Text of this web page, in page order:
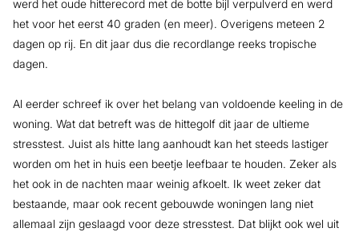
werd het oude hitterecord met de botte bijl verpulverd en werd
het voor het eerst 40 graden (en meer). Overigens meteen 2
dagen op rij. En dit jaar dus die recordlange reeks tropische
dagen.
Al eerder schreef ik over het belang van voldoende keeling in de
woning. Wat dat betreft was de hittegolf dit jaar de ultieme
stresstest. Juist als hitte lang aanhoudt kan het steeds lastiger
worden om het in huis een beetje leefbaar te houden. Zeker als
het ook in de nachten maar weinig afkoelt. Ik weet zeker dat
bestaande, maar ook recent gebouwde woningen lang niet
allemaal zijn geslaagd voor deze stresstest. Dat blijkt ook wel uit